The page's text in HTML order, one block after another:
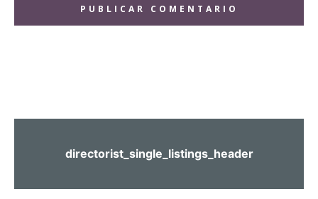
directorist_single_listings_header